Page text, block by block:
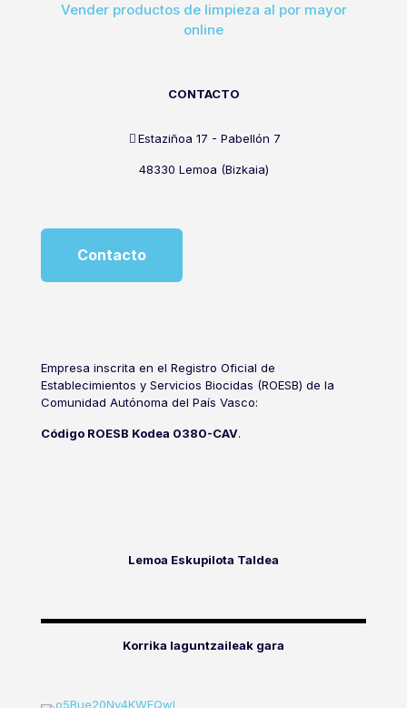
Vender productos de limpieza al por mayor
online
CONTACTO
Estaziñoa 17 - Pabellón 7
48330 Lemoa (Bizkaia)
Contacto
Empresa inscrita en el Registro Oficial de
Establecimientos y Servicios Biocidas (ROESB) de la
Comunidad Autónoma del País Vasco:
Código ROESB Kodea 0380-CAV.
Lemoa Eskupilota Taldea
Korrika laguntzaileak gara